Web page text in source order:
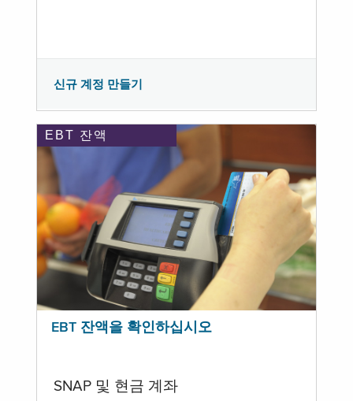
신규 계정 만들기
EBT 잔액
EBT 잔액을 확인하십시오
SNAP 및 현금 계좌